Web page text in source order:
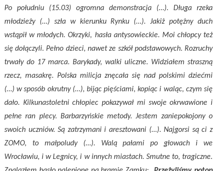
Po południu (15.03) ogromna demonstracja (…). Długa rzeka
młodzieży (…) szła w kierunku Rynku (…). Jakiż potężny duch
wstąpił w młodych. Okrzyki, hasła antysowieckie. Moi chłopcy też
się dołączyli. Pełno dzieci, nawet ze szkół podstawowych. Rozruchy
trwały do 17 marca. Barykady, walki uliczne. Widziałem straszną
rzecz, masakrę. Polska milicja znęcała się nad polskimi dziećmi
(…) w sposób okrutny (…), bijąc pięściami, kopiąc i waląc, czym się
dało. Kilkunastoletni chłopiec pokazywał mi swoje okrwawione i
pełne ran plecy. Barbarzyńskie metody. Jestem zaniepokojony o
swoich uczniów. Są zatrzymani i aresztowani (…). Najgorsi są ci z
ZOMO, to małpoludy (…). Walą pałami po głowach i we
Wrocławiu, i w Legnicy, i w innych miastach. Smutne to, tragiczne.